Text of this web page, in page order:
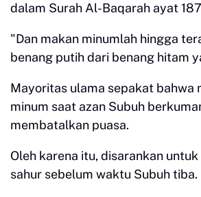
dalam Surah Al-Baqarah ayat
"Dan makan minumlah hingga
benang putih dari benang hitam
Mayoritas ulama sepakat bahwa
minum saat azan Subuh
membatalkan puasa.
Oleh karena itu, disarankan
sahur sebelum waktu Subuh tiba.